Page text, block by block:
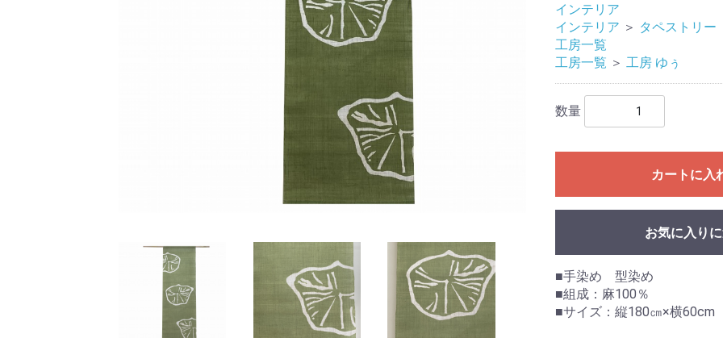
インテリア
インテリア ＞ タペストリー
工房一覧
工房一覧 ＞ 工房 ゆぅ
数量
カートに入
お気に入り
■手染め 型染め
■組成：麻100％
■サイズ：縦180㎝×横60cm